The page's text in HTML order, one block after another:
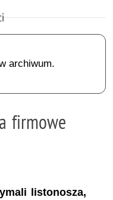
archiwum.
firmowe
listonosza,